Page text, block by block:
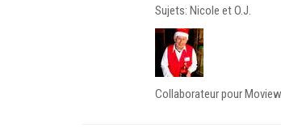
Sujets: Nicole et O.J.
Collaborateur pour